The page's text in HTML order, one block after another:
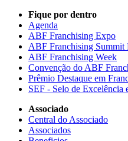
Fique por dentro
Agenda
ABF Franchising Expo
ABF Franchising Summit
ABF Franchising Week
Convenção do ABF
Prêmio Destaque em
SEF - Selo de Excelência
Associado
Central do Associado
Associados